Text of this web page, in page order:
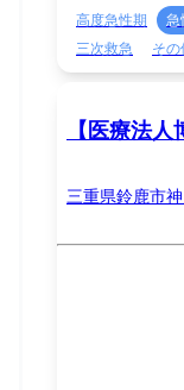
高度急性期 急
三次救急
そ
【医療法
三重県鈴鹿市